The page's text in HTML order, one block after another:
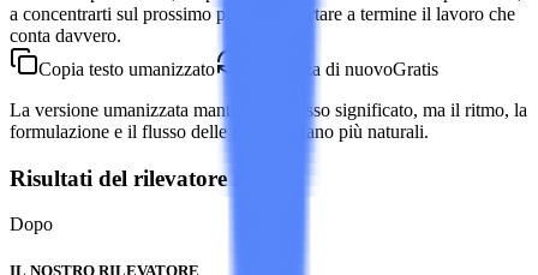
a concentrarti sul prossimo passo e a portare a termine il lavoro che
conta davvero.
Copia testo umanizzato
Umanizza di nuovoGratis
La versione umanizzata mantiene lo stesso significato, ma il ritmo, la
formulazione e il flusso delle frasi risultano più naturali.
Risultati del rilevatore IA
Dopo
IL NOSTRO RILEVATORE